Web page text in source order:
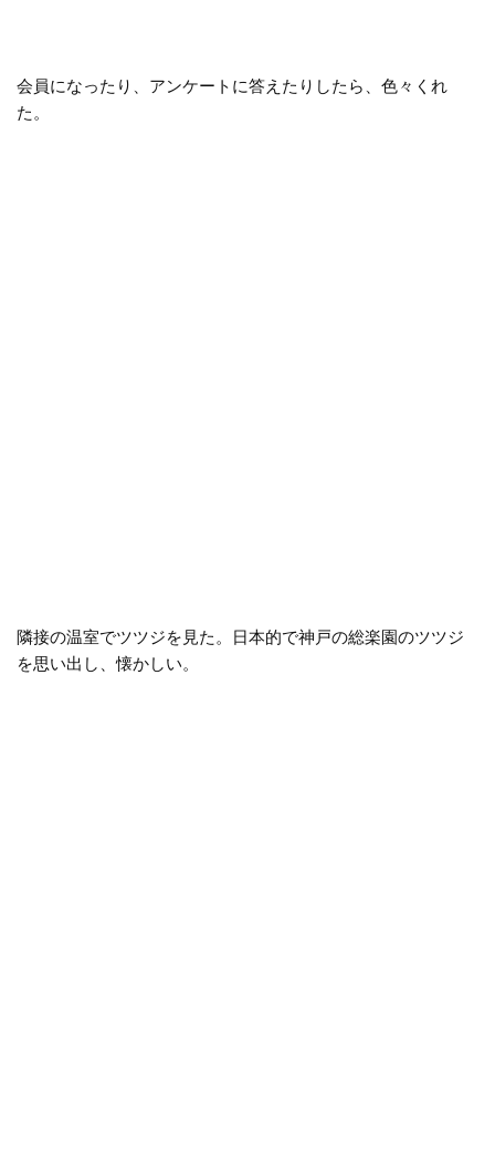
会員になったり、アンケートに答えたりしたら、色々くれ
た。
隣接の温室でツツジを見た。日本的で神戸の総楽園のツツジ
を思い出し、懐かしい。